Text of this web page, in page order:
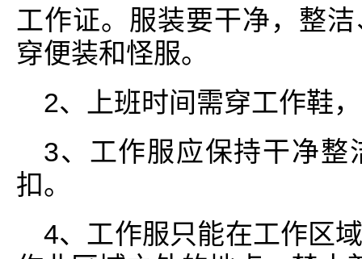
工作证。服装要干净，整
穿便装和怪服。
2、上班时间需穿工作鞋
3、工作服应保持干净整
扣。
4、工作服只能在工作区